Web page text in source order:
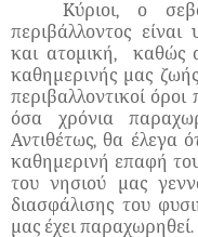
Κύριοι, ο
περιβάλλοντος
και ατομική, καθώς
καθημερινής μας
περιβαλλοντικοί
όσα χρόνια
Αντιθέτως, θα έλεγα
καθημερινή επαφή
του νησιού μας
διασφάλισης του
μας έχει παραχωρηθεί.